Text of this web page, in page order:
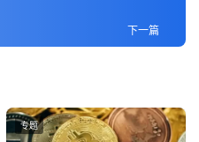
下一篇
专题